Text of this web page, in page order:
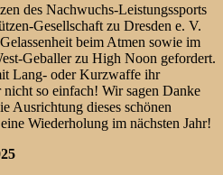
des Nachwuchs-Leistungssports
Gesellschaft zu Dresden e. V.
beim Atmen sowie im
Geballer zu High Noon gefordert.
Lang- oder Kurzwaffe ihr
so einfach! Wir sagen Danke
Ausrichtung dieses schönen
Wiederholung im nächsten Jahr!